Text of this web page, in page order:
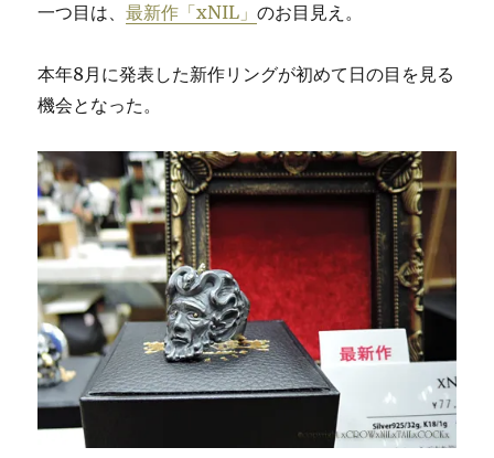
一つ目は、最新作「xNIL」のお目見え。
本年8月に発表した新作リングが初めて日の目を見る
機会となった。